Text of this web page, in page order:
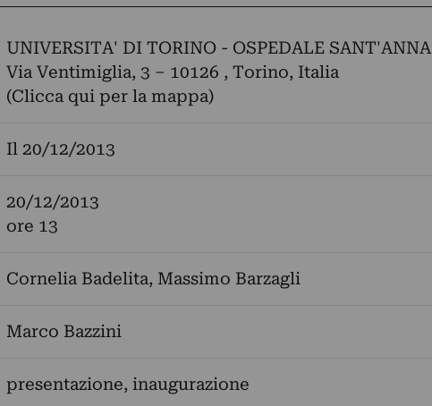
UNIVERSITA' DI TORINO - OSPEDALE SANT'ANNA
Via Ventimiglia, 3 – 10126 , Torino, Italia
(Clicca qui per la mappa)
Il 20/12/2013
20/12/2013
ore 13
Cornelia Badelita, Massimo Barzagli
Marco Bazzini
presentazione, inaugurazione